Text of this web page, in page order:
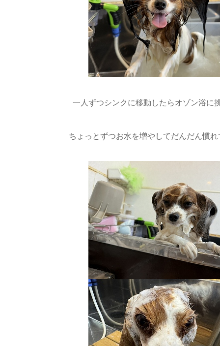
一人ずつシンクに移動したらオゾン浴に
ちょっとずつお水を増やしてだんだん慣